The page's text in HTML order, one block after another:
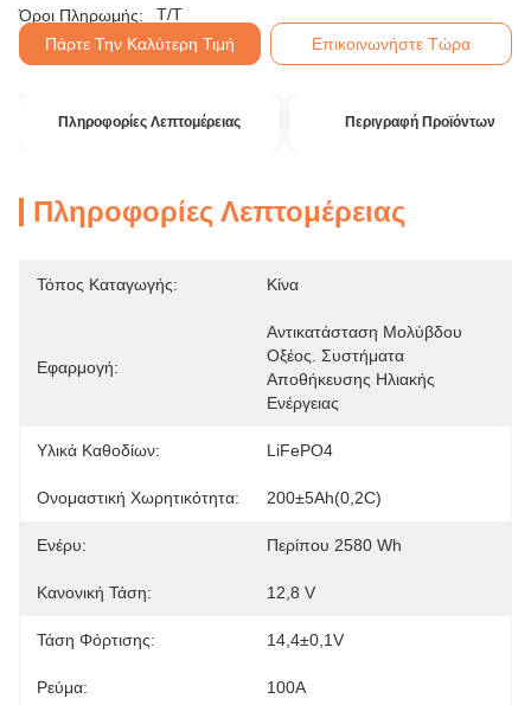
Όροι Πληρωμής:
T/T
Πάρτε Την Καλύτερη Τιμή
Επικοινωνήστε Τώρα
Πληροφορίες Λεπτομέρειας Περιγραφή Προϊόντων
Πληροφορίες Λεπτομέρειας
Τόπος Καταγωγής: Κίνα
Εφαρμογή:
Αντικατάσταση Μολύβδου
Οξέος. Συστήματα
Αποθήκευσης Ηλιακής
Ενέργειας
Υλικά Καθοδίων: LiFePO4
Ονομαστική Χωρητικότητα: 200±5Ah(0,2C)
Ενέρυ: Περίπου 2580 Wh
Κανονική Τάση: 12,8 V
Τάση Φόρτισης: 14,4±0,1V
Ρεύμα: 100Α